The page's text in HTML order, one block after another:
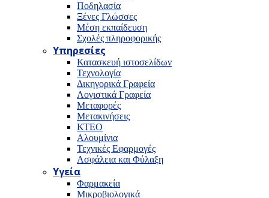
Ποδηλασία
Ξένες Γλώσσες
Μέση εκπαίδευση
Σχολές πληροφορικής
Υπηρεσίες
Κατασκευή ιστοσελίδων
Τεχνολογία
Δικηγορικά Γραφεία
Λογιστικά Γραφεία
Μεταφορές
Μετακινήσεις
ΚΤΕΟ
Αλουμίνια
Τεχνικές Εφαρμογές
Ασφάλεια και Φύλαξη
Υγεία
Φαρμακεία
Μικροβιολογικά